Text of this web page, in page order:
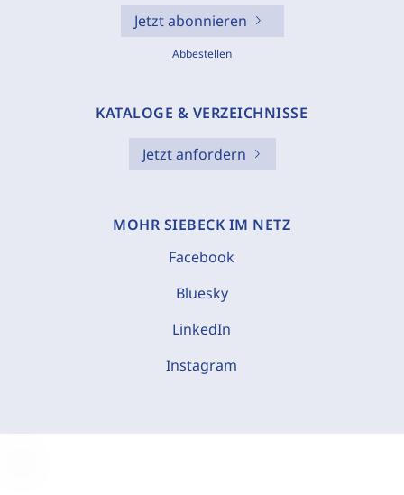
Jetzt abonnieren
Abbestellen
KATALOGE & VERZEICHNISSE
Jetzt anfordern
MOHR SIEBECK IM NETZ
Facebook
Bluesky
LinkedIn
Instagram